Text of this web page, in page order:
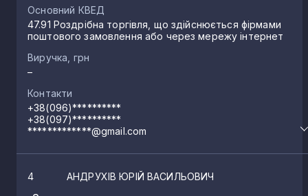
Основний КВЕД
47.91 Роздрібна торгівля, що здійснюється фірмами
поштового замовлення або через мережу інтернет
Виручка, грн
–
Контакти
+38(096)**********
+38(097)**********
*************@gmail.com
4 АНДРУХІВ ЮРІЙ ВАСИЛЬОВИЧ